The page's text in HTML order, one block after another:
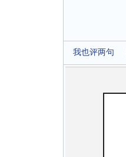
我也评两句